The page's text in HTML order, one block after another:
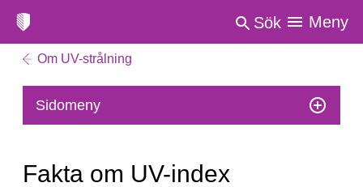
Sök Meny
Om UV-strålning
Sidomeny
Fakta om UV-index